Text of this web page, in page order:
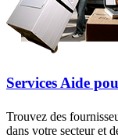
Services Aide
Trouvez des
dans votre secteur et